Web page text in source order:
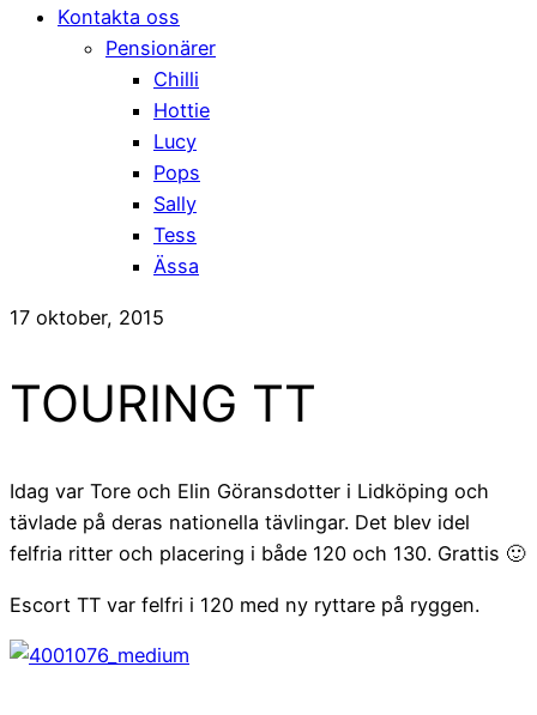
Kontakta oss
Pensionärer
Chilli
Hottie
Lucy
Pops
Sally
Tess
Ässa
17 oktober, 2015
TOURING TT
Idag var Tore och Elin Göransdotter i Lidköping och
tävlade på deras nationella tävlingar. Det blev idel
felfria ritter och placering i både 120 och 130. Grattis 🙂
Escort TT var felfri i 120 med ny ryttare på ryggen.